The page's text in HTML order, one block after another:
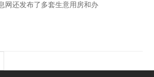
网还发布了多套生意用房和办